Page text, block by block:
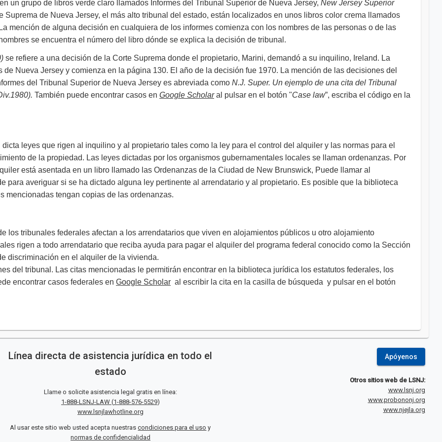
un grupo de libros verde claro llamados Informes del Tribunal Superior de Nueva Jersey, New Jersey Superior
de Nueva Jersey, el más alto tribunal del estado, están localizados en unos libros color crema llamados
mención de alguna decisión en cualquiera de los informes comienza con los nombres de las personas o de las
se encuentra el número del libro dónde se explica la decisión de tribunal.
se refiere a una decisión de la Corte Suprema donde el propietario, Marini, demandó a su inquilino, Ireland. La
Nueva Jersey y comienza en la página 130. El año de la decisión fue 1970. La mención de las decisiones del
del Tribunal Superior de Nueva Jersey es abreviada como N.J. Super. Un ejemplo de una cita del Tribunal
También puede encontrar casos en Google Scholaral pulsar en el botón "Case law”, escriba el código en la
leyes que rigen al inquilino y al propietario tales como la ley para el control del alquiler y las normas para el
de la propiedad. Las leyes dictadas por los organismos gubernamentales locales se llaman ordenanzas. Por
está asentada en un libro llamado las Ordenanzas de la Ciudad de New Brunswick, Puede llamar al
para averiguar si se ha dictado alguna ley pertinente al arrendatario y al propietario. Es posible que la biblioteca
mencionadas tengan copias de las ordenanzas.
los tribunales federales afectan a los arrendatarios que viven en alojamientos públicos u otro alojamiento
rigen a todo arrendatario que reciba ayuda para pagar el alquiler del programa federal conocido como la Sección
discriminación en el alquiler de la vivienda.
del tribunal. Las citas mencionadas le permitirán encontrar en la biblioteca jurídica los estatutos federales, los
encontrar casos federales en Google Scholar al escribir la cita en la casilla de búsqueda y pulsar en el botón
Línea directa de asistencia jurídica en todo el
estado
Llame o solicite asistencia legal gratis en línea:
1-888-LSNJ-LAW (1-888-576-5529)
www.lsnjlawhotline.org
Al usar este sitio web usted acepta nuestrascondiciones para el uso y
normas de confidencialidad
Apóyenos
Otros sitios web de LSNJ:
www.lsnj.org
www.probononj.org
www.njejla.org